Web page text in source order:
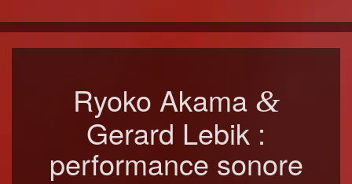
Ryoko Akama &
Gerard Lebik :
performance sonore